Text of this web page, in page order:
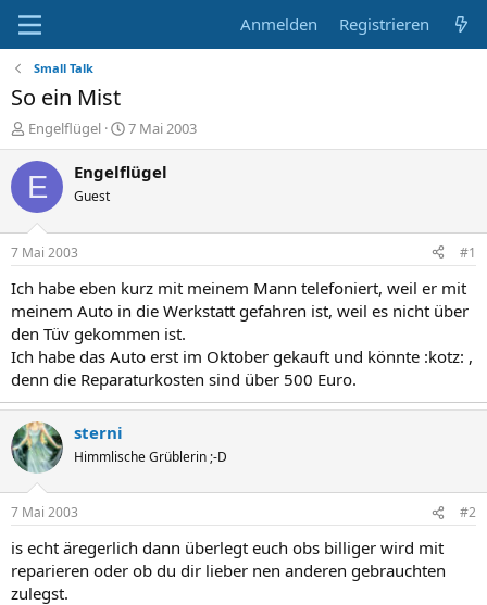
Anmelden Registrieren
Small Talk
So ein Mist
E
r
s
l
e
r
Engelflügel
E
r
s
t
a
7 Mai 2003
E Engelflügel
Guest
7 Mai 2003 #1
Ich habe eben kurz mit meinem Mann telefoniert, weil er mit
meinem Auto in die Werkstatt gefahren ist, weil es nicht über
den Tüv gekommen ist.
Ich habe das Auto erst im Oktober gekauft und könnte :kotz: ,
denn die Reparaturkosten sind über 500 Euro.
sterni
Himmlische Grüblerin ;-D
7 Mai 2003 #2
is echt äregerlich dann überlegt euch obs billiger wird mit
reparieren oder ob du dir lieber nen anderen gebrauchten
zulegst.